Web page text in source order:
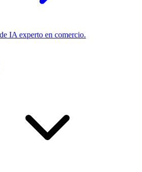
IA experto en comercio.